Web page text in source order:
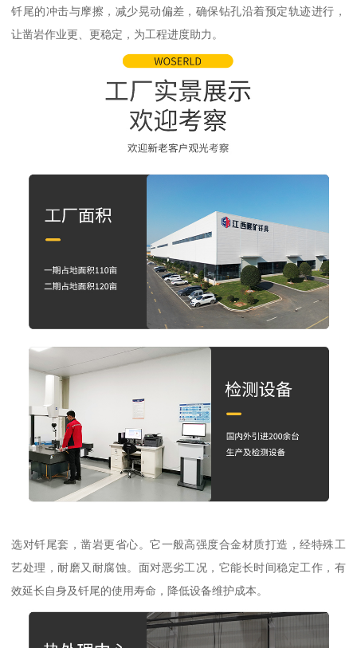
钎尾的冲击与摩擦，减少晃动偏差，确保钻孔沿着预定轨迹进行，
让凿岩作业更、更稳定，为工程进度助力。
选对钎尾套，凿岩更省心。它一般高强度合金材质打造，经特殊工
艺处理，耐磨又耐腐蚀。面对恶劣工况，它能长时间稳定工作，有
效延长自身及钎尾的使用寿命，降低设备维护成本。